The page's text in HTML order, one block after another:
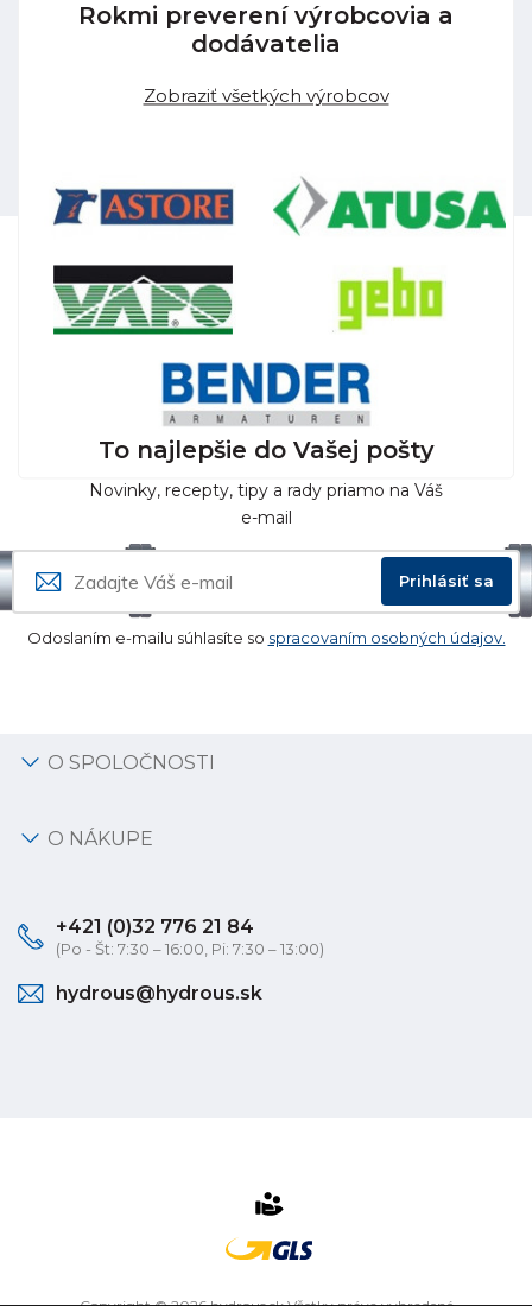
Rokmi preverení výrobcovia a
dodávatelia
Zobraziť všetkých výrobcov
To najlepšie do Vašej pošty
Novinky, recepty, tipy a rady priamo na Váš
e-mail
Prihlásiť sa
Odoslaním e-mailu súhlasíte so spracovaním osobných údajov.
O SPOLOČNOSTI
O NÁKUPE
+421 (0)32 776 21 84
(Po - Št: 7:30 – 16:00, Pi: 7:30 – 13:00)
hydrous@hydrous.sk